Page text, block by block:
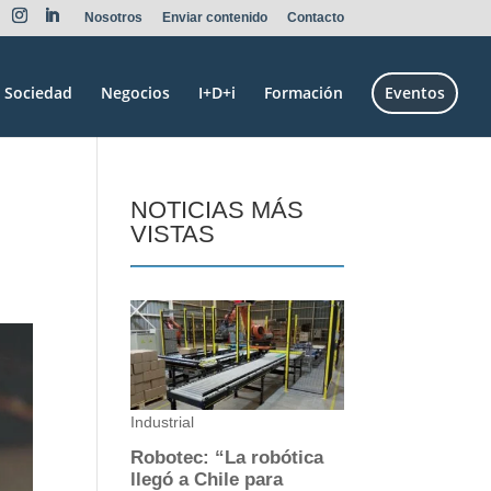
Nosotros Enviar contenido Contacto
Sociedad Negocios I+D+i Formación Eventos
NOTICIAS MÁS
VISTAS